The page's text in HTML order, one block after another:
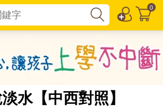
0
水【中西對照】